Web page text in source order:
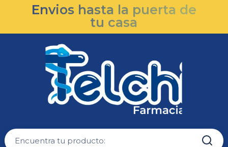
Envios hasta la puerta de
tu casa